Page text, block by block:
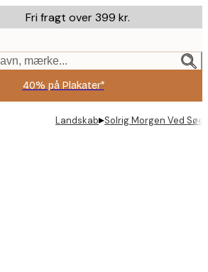
Fri fragt over 399 kr.
mærke...
40% på Plakater*
Landskab▸Solrig Morgen Ved